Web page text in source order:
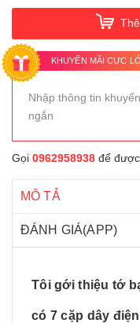
KHUYẾN MÃI CỰC
Nhập thông tin
ngắn
Gọi 0962958938 để
MÔ TẢ
ĐÁNH GIÁ(APP)
Tôi gới thiệu tớ
có 7 cặp dây